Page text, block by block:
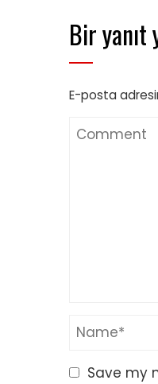
Bir yanıt
E-posta
Save my